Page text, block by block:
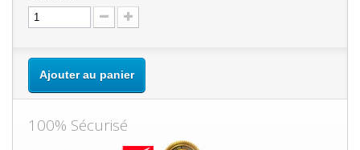
Ajouter au panier
100% Sécurisé